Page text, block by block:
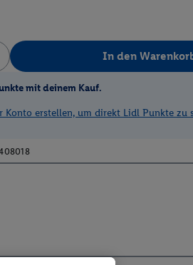
In den
mit deinem Kauf.
Konto erstellen, um direkt Lidl Punkte zu